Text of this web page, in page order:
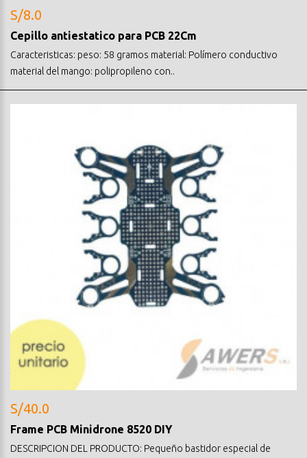
S/8.0
Cepillo antiestatico para PCB 22Cm
Caracteristicas: peso: 58 gramos material: Polímero conductivo
material del mango: polipropileno con..
S/40.0
Frame PCB Minidrone 8520 DIY
DESCRIPCION DEL PRODUCTO: Pequeño bastidor especial de